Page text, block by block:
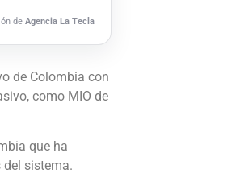
de Agencia La Tecla
de Colombia con
como MIO de
que ha
sistema.